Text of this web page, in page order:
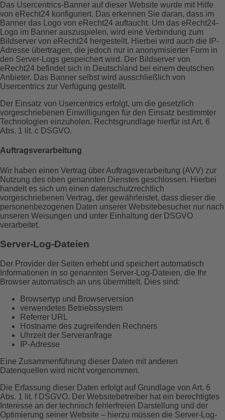
Das Usercentrics-Banner auf dieser Website wurde mit Hilfe
von eRecht24 konfiguriert. Das erkennen Sie daran, dass im
Banner das Logo von eRecht24 auftaucht. Um das eRecht24-
Logo im Banner auszuspielen, wird eine Verbindung zum
Bildserver von eRecht24 hergestellt. Hierbei wird auch die IP-
Adresse übertragen, die jedoch nur in anonymisierter Form in
den Server-Logs gespeichert wird. Der Bildserver von
eRecht24 befindet sich in Deutschland bei einem deutschen
Anbieter. Das Banner selbst wird ausschließlich von
Usercentrics zur Verfügung gestellt.
Der Einsatz von Usercentrics erfolgt, um die gesetzlich
vorgeschriebenen Einwilligungen für den Einsatz bestimmter
Technologien einzuholen. Rechtsgrundlage hierfür ist Art. 6
Abs. 1 lit. c DSGVO.
Auftragsverarbeitung
Wir haben einen Vertrag über Auftragsverarbeitung (AVV) zur
Nutzung des oben genannten Dienstes geschlossen. Hierbei
handelt es sich um einen datenschutzrechtlich
vorgeschriebenen Vertrag, der gewährleistet, dass dieser die
personenbezogenen Daten unserer Websitebesucher nur nach
unseren Weisungen und unter Einhaltung der DSGVO
verarbeitet.
Server-Log-Dateien
Der Provider der Seiten erhebt und speichert automatisch
Informationen in so genannten Server-Log-Dateien, die Ihr
Browser automatisch an uns übermittelt. Dies sind:
Browsertyp und Browserversion
verwendetes Betriebssystem
Referrer URL
Hostname des zugreifenden Rechners
Uhrzeit der Serveranfrage
IP-Adresse
Eine Zusammenführung dieser Daten mit anderen
Datenquellen wird nicht vorgenommen.
Die Erfassung dieser Daten erfolgt auf Grundlage von Art. 6
Abs. 1 lit. f DSGVO. Der Websitebetreiber hat ein berechtigtes
Interesse an der technisch fehlerfreien Darstellung und der
Optimierung seiner Website – hierzu müssen die Server-Log-